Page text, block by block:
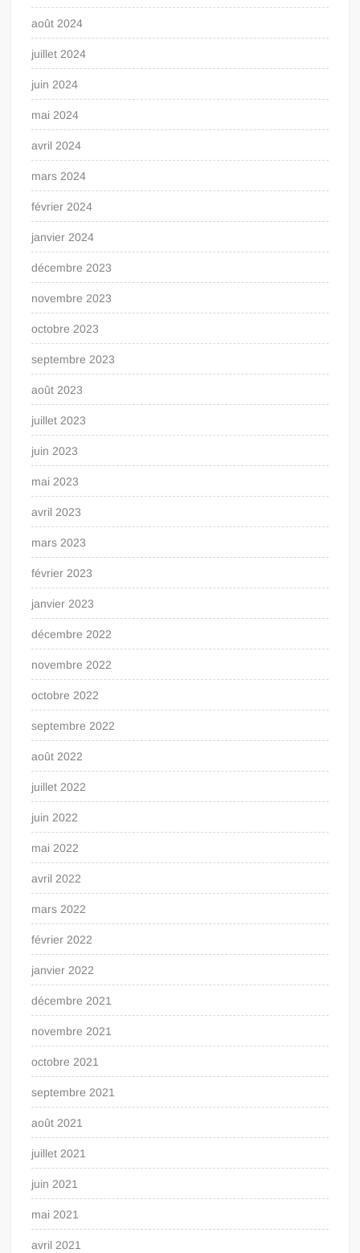
août 2024
juillet 2024
juin 2024
mai 2024
avril 2024
mars 2024
février 2024
janvier 2024
décembre 2023
novembre 2023
octobre 2023
septembre 2023
août 2023
juillet 2023
juin 2023
mai 2023
avril 2023
mars 2023
février 2023
janvier 2023
décembre 2022
novembre 2022
octobre 2022
septembre 2022
août 2022
juillet 2022
juin 2022
mai 2022
avril 2022
mars 2022
février 2022
janvier 2022
décembre 2021
novembre 2021
octobre 2021
septembre 2021
août 2021
juillet 2021
juin 2021
mai 2021
avril 2021